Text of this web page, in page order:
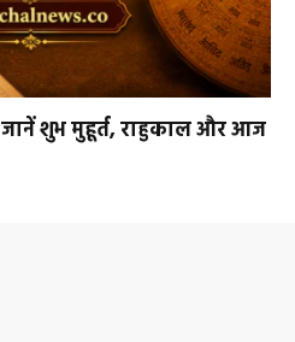
जानें शुभ मुहूर्त, राहुकाल और आज